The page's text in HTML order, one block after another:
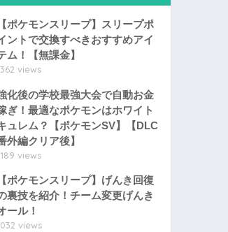
【ポケモンスリープ】スリープポ
ントで交換すべきおすすめアイ
ム！【無課金】
views
化後の学校最強大会で自動お金
ぎ！最適なポケモンはホワイト
ュレム？【ポケモンSV】【DLC
外編クリア後】
views
【ポケモンスリープ】げんき回復
裏技を紹介！チーム変更げんき
ール！
views